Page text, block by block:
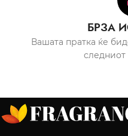
БРЗА
Вашата пратка ќе
следниот